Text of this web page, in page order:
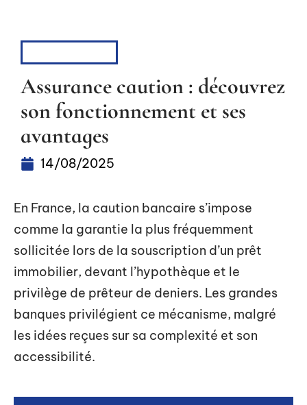
Assurance caution : découvrez
son fonctionnement et ses
avantages
14/08/2025
En France, la caution bancaire s’impose
comme la garantie la plus fréquemment
sollicitée lors de la souscription d’un prêt
immobilier, devant l’hypothèque et le
privilège de prêteur de deniers. Les grandes
banques privilégient ce mécanisme, malgré
les idées reçues sur sa complexité et son
accessibilité.